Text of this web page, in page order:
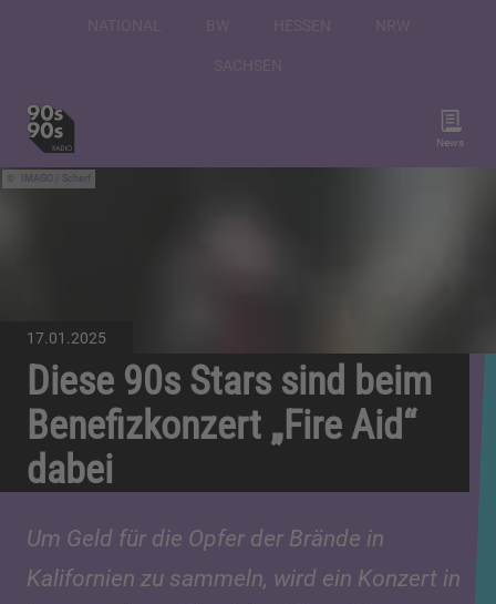
News
IMAGO / Scherf
17.01.2025
Diese 90s Stars sind beim
Benefizkonzert „Fire Aid“
dabei
Um Geld für die Opfer der Brände in
Kalifornien zu sammeln, wird ein Konzert in